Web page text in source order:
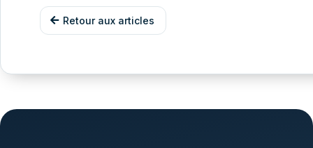
Retour aux articles